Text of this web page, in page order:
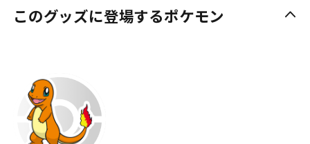
このグッズに登場するポケモン